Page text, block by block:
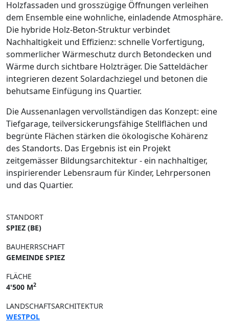
Holzfassaden und grosszügige Öffnungen verleihen
dem Ensemble eine wohnliche, einladende Atmosphäre.
Die hybride Holz-Beton-Struktur verbindet
Nachhaltigkeit und Effizienz: schnelle Vorfertigung,
sommerlicher Wärmeschutz durch Betondecken und
Wärme durch sichtbare Holzträger. Die Satteldächer
integrieren dezent Solardachziegel und betonen die
behutsame Einfügung ins Quartier.
Die Aussenanlagen vervollständigen das Konzept: eine
Tiefgarage, teilversickerungsfähige Stellflächen und
begrünte Flächen stärken die ökologische Kohärenz
des Standorts. Das Ergebnis ist ein Projekt
zeitgemässer Bildungsarchitektur - ein nachhaltiger,
inspirierender Lebensraum für Kinder, Lehrpersonen
und das Quartier.
STANDORT
SPIEZ (BE)
BAUHERRSCHAFT
GEMEINDE SPIEZ
FLÄCHE
4'500 M2
LANDSCHAFTSARCHITEKTUR
WESTPOL